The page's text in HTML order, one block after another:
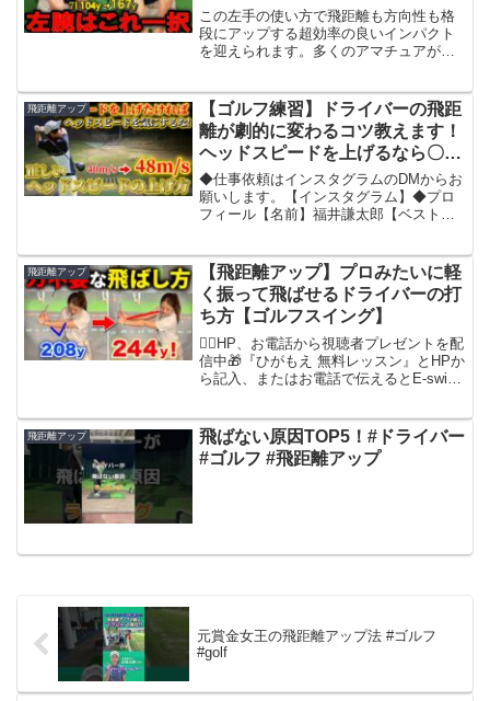
は左肘は開けろ！インパクトはく
っつけろ。
この左手の使い方で飛距離も方向性も格
段にアップする超効率の良いインパクト
を迎えられます。多くのアマチュアが間
録はこちら
↓――――――――――――――――――
――――――...
飛距離アップ
【ゴルフ練習】ドライバーの飛距
離が劇的に変わるコツ教えます！
ヘッドスピードを上げるなら〇〇
だけはしてはいけない！？
◆仕事依頼はインスタグラムのDMからお
願いします。【インスタグラム】◆プロ
フィール【名前】福井謙太郎【ベストス
◆公式アンバサダー【CROSSPUTTクロ
スパット】（パ...
飛距離アップ
【飛距離アップ】プロみたいに軽
く振って飛ばせるドライバーの打
ち方【ゴルフスイング】
👇🏼HP、お電話から視聴者プレゼントを配
信中🎁『ひがもえ 無料レッスン』とHPか
ら記入、またはお電話で伝えるとE-swing
東京エリアにお住まいの方限定、ご新規
様1回...
飛距離アップ
飛ばない原因TOP5！#ドライバー
#ゴルフ #飛距離アップ
元賞金女王の飛距離アップ法 #ゴルフ
#golf